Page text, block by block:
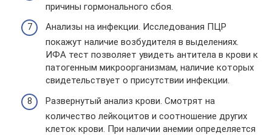
причины гормонального сбоя.
Анализы на инфекции. Исследования ПЦР
покажут наличие возбудителя в выделениях.
ИФА тест позволяет увидеть антитела в крови к
патогенным микроорганизмам, наличие которых
свидетельствует о присутствии инфекции.
Развернутый анализ крови. Смотрят на
количество лейкоцитов и соотношение других
клеток крови. При наличии анемии определяется